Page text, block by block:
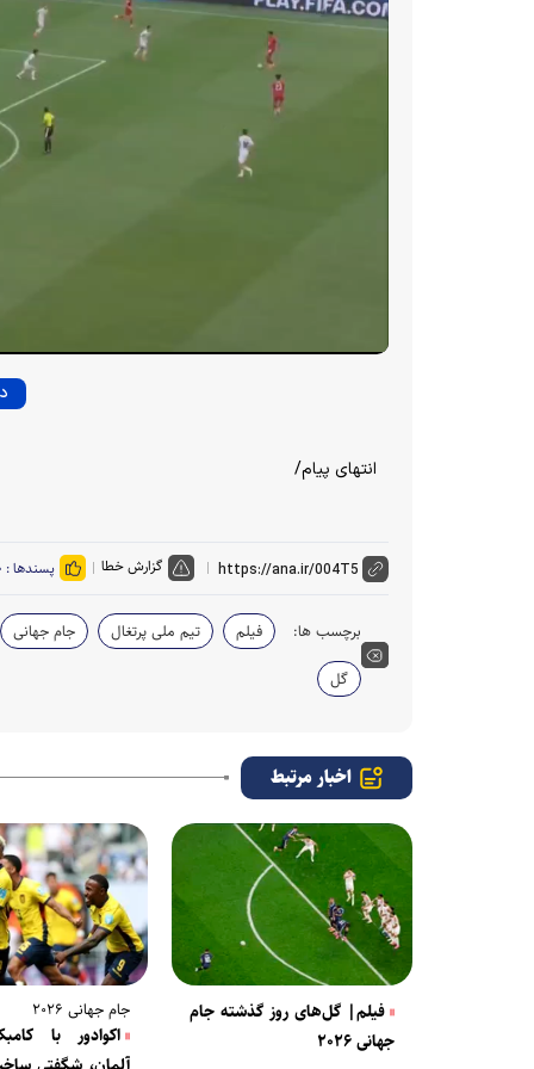
انتهای پیام/
گزارش خطا پسندها :
برچسب ها: فیلم تیم ملی پرتغال جام جهانی
گل
اخبار مرتبط
فیلم| گل‌های روز گذشته جام
جهانی ۲۰۲۶
جام جهانی ۲۰۲۶
اکوادور با